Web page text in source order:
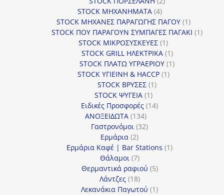
STOCK ΜΗΧΑΝΗΜΑΤΑ 44
προϊόντα
STOCK ΜΗΧΑΝΕΣ ΠΑΡΑΓΩΓΗΣ ΠΑΓΟΥ 11
προϊόν
STOCK ΠΟΥ ΠΑΡΑΓΟΥΝ ΣΥΜΠΑΓΕΣ ΠΑΓΑΚΙ 11
STOCK ΜΙΚΡΟΣΥΣΚΕΥΕΣ 11
προϊόν
STOCK GRILL ΗΛΕΚΤΡΙΚΑ 11
προϊόν
STOCK ΠΛΑΤΩ ΥΓΡΑΕΡΙΟΥ 11
STOCK ΥΓΙΕΙΝΗ & HACCP 11
STOCK ΒΡΥΣΕΣ 11
STOCK ΨΥΓΕΙΑ 11
προϊόν
Ειδικές Προσφορές 1414
ΑΝΟΞΕΙΔΩΤΑ 134134
προϊόντα
Γαστρονόμοι 3232
Ερμάρια 22
προϊόντα
Ερμάρια Καφέ | Bar Stations 11
Θάλαμοι 77
προϊόντα
Θερμαντικά ραφιού 55
Λάντζες 1818
προϊόντα
Λεκανάκια Παγωτού 11